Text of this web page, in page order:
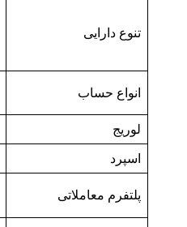
تنوع دارایی
انواع حساب
لوریج
اسپرد
پلتفرم معاملاتی